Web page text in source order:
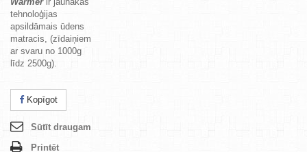
tehnoloģijas
apsildāmais ūdens
matracis, (zīdaiņiem
ar svaru no 1000g
līdz 2500g).
Kopīgot
Sūtīt draugam
Printēt